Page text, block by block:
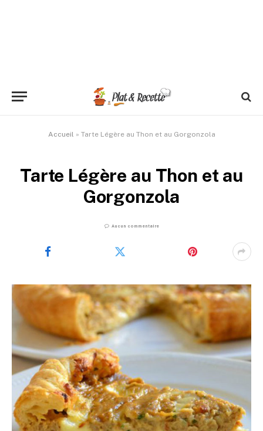
Accueil » Tarte Légère au Thon et au Gorgonzola
Tarte Légère au Thon et au
Gorgonzola
Aucun commentaire